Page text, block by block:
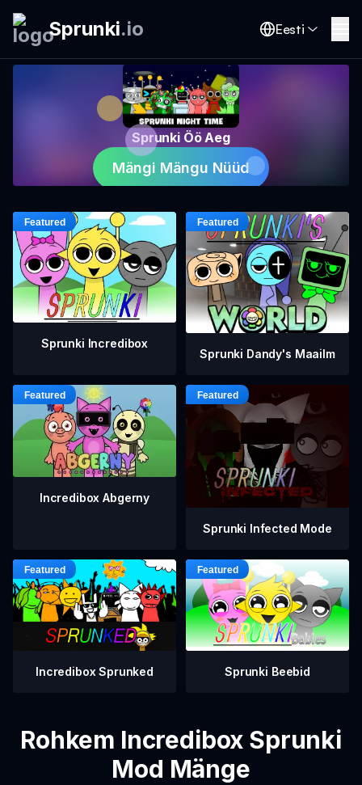
Sprunki.io Eesti
Sprunki Öö Aeg
Mängi Mängu Nüüd
Sprunki Incredibox
Sprunki Dandy's Maailm
Incredibox Abgerny
Sprunki Infected Mode
Incredibox Sprunked Sprunki Beebid
Rohkem Incredibox Sprunki
Mod Mänge